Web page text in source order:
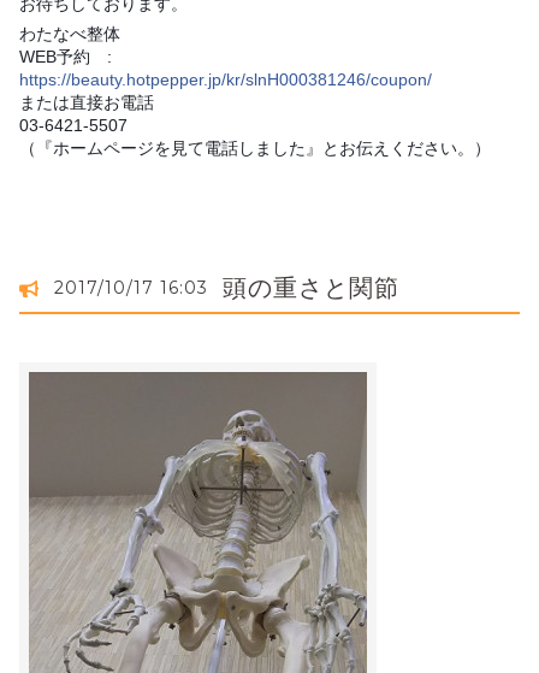
わたなべ整体
WEB予約 :
https://beauty.hotpepper.jp/kr/slnH000381246/coupon/
または直接お電話
03-6421-5507
（『ホームページを見て電話しました』とお伝えください。）
2017/10/17 16:03 頭の重さと関節